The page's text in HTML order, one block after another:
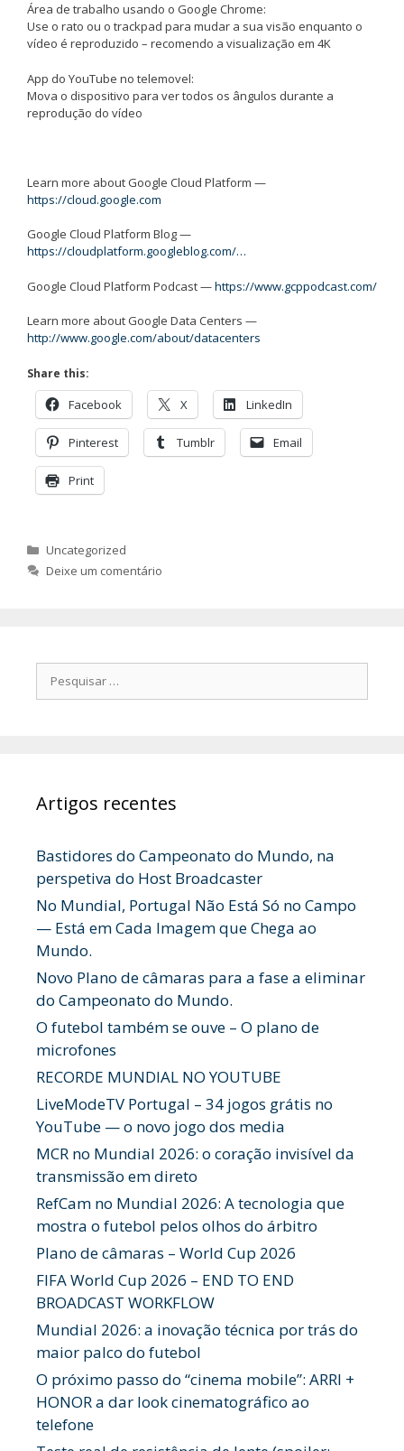
Área de trabalho usando o Google Chrome:
Use o rato ou o trackpad para mudar a sua visão enquanto o
vídeo é reproduzido – recomendo a visualização em 4K
App do YouTube no telemovel:
Mova o dispositivo para ver todos os ângulos durante a
reprodução do vídeo
Learn more about Google Cloud Platform —
https://cloud.google.com
Google Cloud Platform Blog —
https://cloudplatform.googleblog.com/…
Google Cloud Platform Podcast —https://www.gcppodcast.com/
Learn more about Google Data Centers —
http://www.google.com/about/datacenters
Share this:
Facebook X LinkedIn
Pinterest Tumblr Email
Print
Categorias
Uncategorized
Deixe um comentário
Pesquisar
por:
Artigos recentes
Bastidores do Campeonato do Mundo, na
perspetiva do Host Broadcaster
No Mundial, Portugal Não Está Só no Campo
— Está em Cada Imagem que Chega ao
Mundo.
Novo Plano de câmaras para a fase a eliminar
do Campeonato do Mundo.
O futebol também se ouve – O plano de
microfones
RECORDE MUNDIAL NO YOUTUBE
LiveModeTV Portugal – 34 jogos grátis no
YouTube — o novo jogo dos media
MCR no Mundial 2026: o coração invisível da
transmissão em direto
RefCam no Mundial 2026: A tecnologia que
mostra o futebol pelos olhos do árbitro
Plano de câmaras – World Cup 2026
FIFA World Cup 2026 – END TO END
BROADCAST WORKFLOW
Mundial 2026: a inovação técnica por trás do
maior palco do futebol
O próximo passo do “cinema mobile”: ARRI +
HONOR a dar look cinematográfico ao
telefone